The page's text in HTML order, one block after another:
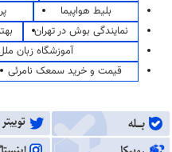
بلیط هواپیما
نمایندگی بوش در تهران
آموزشگاه زبان
قیمت و خرید سمعک نامرئی